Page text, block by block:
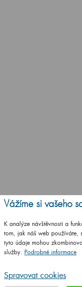
Vážíme si vašeho
K analýze návštěvnosti a
tom, jak náš web používáte,
tyto údaje mohou
služby. Podrobné informace
Spravovat cookies